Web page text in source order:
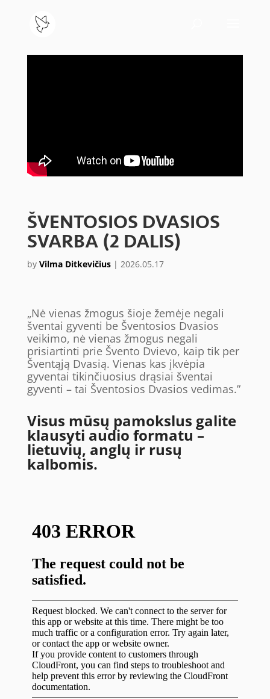
ŠVENTOSIOS DVASIOS
SVARBA (2 DALIS)
by Vilma Ditkevičius| 2026.05.17
„Nė vienas žmogus šioje žemėje negali
šventai gyventi be Šventosios Dvasios
veikimo, nė vienas žmogus negali
prisiartinti prie Švento Dvievo, kaip tik per
Šventąją Dvasią. Vienas kas įkvėpia
gyventai tikinčiuosius drąsiai šventai
gyventi – tai Šventosios Dvasios vedimas.”
Visus mūsų pamokslus galite
klausyti audio formatu –
lietuvių, anglų ir rusų
kalbomis.